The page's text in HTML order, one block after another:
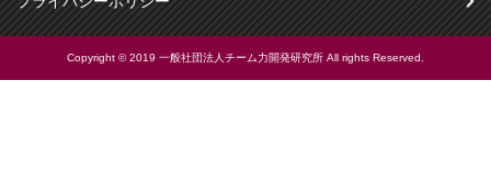
Copyright © 2019 一般社団法人チーム力開発研究所 All rights Reserved.